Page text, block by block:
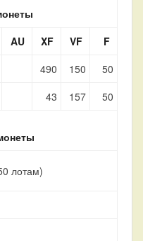
AU XF VF
F
490 150
50
43 157 50
лотам)